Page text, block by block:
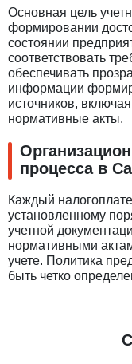
Основная цель
формировании
состоянии
соответствовать
обеспечивать
информации
источников,
нормативные акты.
процесса в
Каждый
установленному
учетной
нормативными
учете. Политика
быть четко